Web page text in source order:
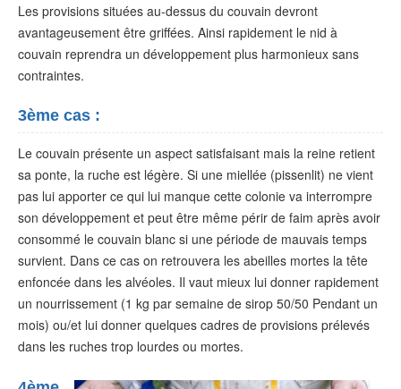
Les provisions situées au-dessus du couvain devront
avantageusement être griffées. Ainsi rapidement le nid à
couvain reprendra un développement plus harmonieux sans
contraintes.
3ème cas :
Le couvain présente un aspect satisfaisant mais la reine retient
sa ponte, la ruche est légère. Si une miellée (pissenlit) ne vient
pas lui apporter ce qui lui manque cette colonie va interrompre
son développement et peut être même périr de faim après avoir
consommé le couvain blanc si une période de mauvais temps
survient. Dans ce cas on retrouvera les abeilles mortes la tête
enfoncée dans les alvéoles. Il vaut mieux lui donner rapidement
un nourrissement (1 kg par semaine de sirop 50/50 Pendant un
mois) ou/et lui donner quelques cadres de provisions prélevés
dans les ruches trop lourdes ou mortes.